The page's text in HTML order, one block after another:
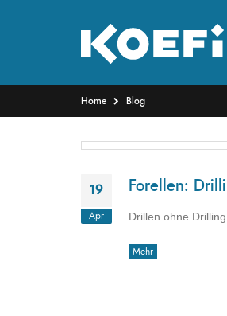
Home Blog
19
Apr
Forellen:
Drillen ohne
Mehr